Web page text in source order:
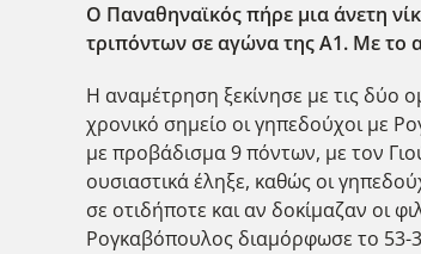
Ο Παναθηναϊκός πήρε μια άνετη
τριπόντων σε αγώνα της Α1. Mε το
Η αναμέτρηση ξεκίνησε με τις δύο
χρονικό σημείο οι γηπεδούχοι με
με προβάδισμα 9 πόντων, με τον
ουσιαστικά έληξε, καθώς οι
σε οτιδήποτε και αν δοκίμαζαν οι
Ρογκαβόπουλος διαμόρφωσε το 53-